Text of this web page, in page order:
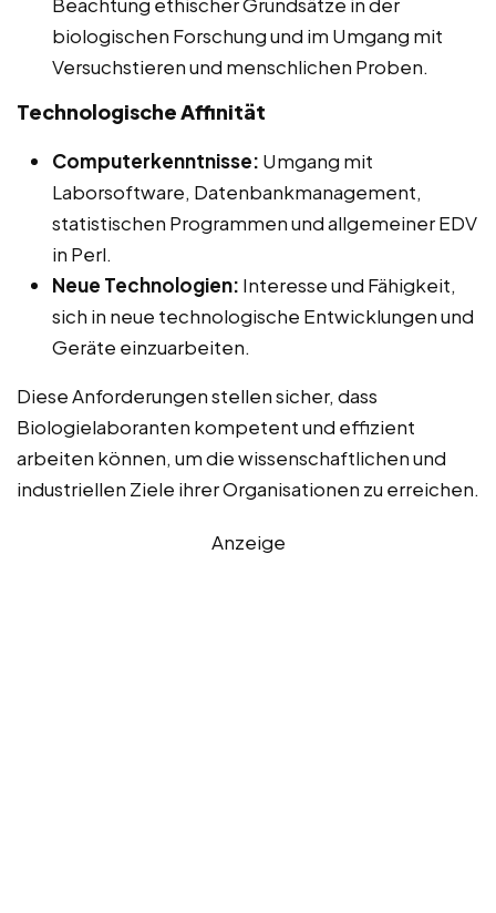
biologischen Forschung und im Umgang mit
Versuchstieren und menschlichen Proben.
Technologische Affinität
Computerkenntnisse: Umgang mit
Laborsoftware, Datenbankmanagement,
statistischen Programmen und allgemeiner EDV
in Perl.
Neue Technologien: Interesse und Fähigkeit,
sich in neue technologische Entwicklungen und
Geräte einzuarbeiten.
Diese Anforderungen stellen sicher, dass
Biologielaboranten kompetent und effizient
arbeiten können, um die wissenschaftlichen und
industriellen Ziele ihrer Organisationen zu erreichen.
Anzeige